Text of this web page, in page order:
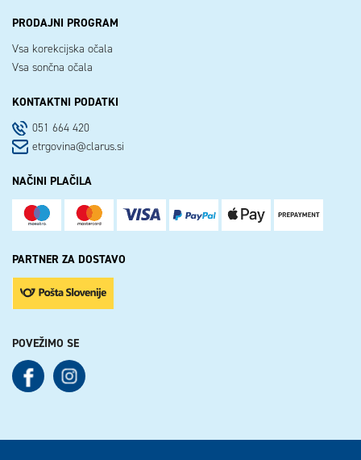
PRODAJNI PROGRAM
Vsa korekcijska očala
Vsa sončna očala
KONTAKTNI PODATKI
051 664 420
etrgovina@clarus.si
NAČINI PLAČILA
PARTNER ZA DOSTAVO
POVEŽIMO SE
See our FacebookSee our Instagram